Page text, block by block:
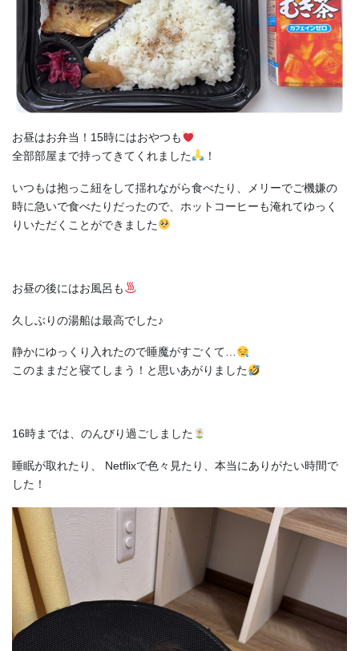
お昼はお弁当！15時にはおやつも
全部部屋まで持ってきてくれました
！
いつもは抱っこ紐をして揺れながら食べたり、メリーでご機嫌の
時に急いで食べたりだったので、ホットコーヒーも淹れてゆっく
りいただくことができました
お昼の後にはお風呂も
久しぶりの湯船は最高でした♪
静かにゆっくり入れたので睡魔がすごくて…
このままだと寝てしまう！と思いあがりました
16時までは、のんびり過ごしました
睡眠が取れたり、 Netflixで色々見たり、本当にありがたい時間で
した！